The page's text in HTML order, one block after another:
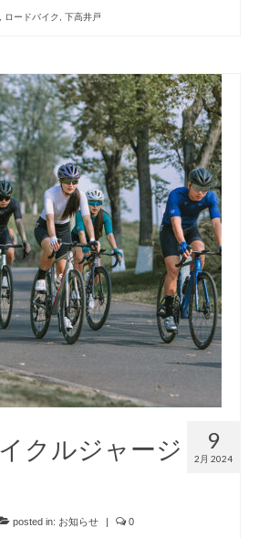
ロードバイク 下高井戸
9
2月 2024
クルジャージ
posted in: お知らせ | 0